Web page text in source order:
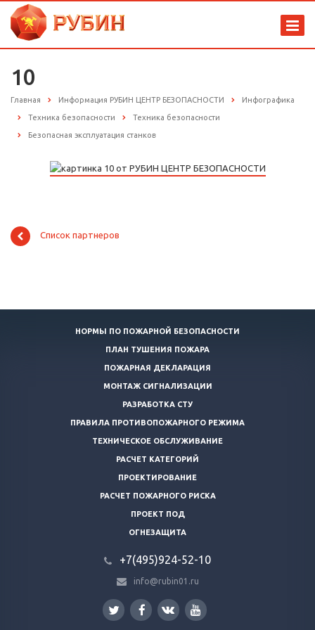
10
Главная Информация РУБИН ЦЕНТР БЕЗОПАСНОСТИ Инфографика
Техника безопасности Техника безопасности
Безопасная эксплуатация станков
Список партнеров
НОРМЫ ПО ПОЖАРНОЙ БЕЗОПАСНОСТИ
ПЛАН ТУШЕНИЯ ПОЖАРА
ПОЖАРНАЯ ДЕКЛАРАЦИЯ
МОНТАЖ СИГНАЛИЗАЦИИ
РАЗРАБОТКА СТУ
ПРАВИЛА ПРОТИВОПОЖАРНОГО РЕЖИМА
ТЕХНИЧЕСКОЕ ОБСЛУЖИВАНИЕ
РАСЧЕТ КАТЕГОРИЙ
ПРОЕКТИРОВАНИЕ
РАСЧЕТ ПОЖАРНОГО РИСКА
ПРОЕКТ ПОД
ОГНЕЗАЩИТА
+7(495)924-52-10
info@rubin01.ru